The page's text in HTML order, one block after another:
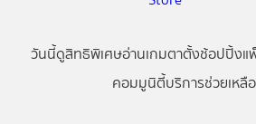
วันนี้ดูสิทธิพิเศษอ่านเกมตาตั้งช้อปปิ้งแ
คอมมูนิตี้บริการช่วยเหลื